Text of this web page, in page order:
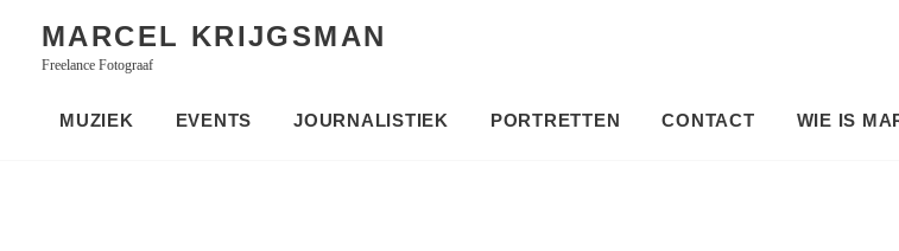
content
MARCEL KRIJGSMAN
Freelance Fotograaf
MUZIEK EVENTS JOURNALISTIEK PORTRETTEN CONTACT WIE IS